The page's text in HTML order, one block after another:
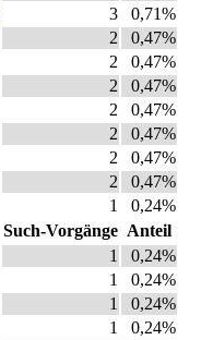
3
0,71%
2
0,47%
2
0,47%
2
0,47%
2
0,47%
2
0,47%
2
0,47%
2
0,47%
1
0,24%
Such-Vorgänge Anteil
1
0,24%
1
0,24%
1
0,24%
1
0,24%